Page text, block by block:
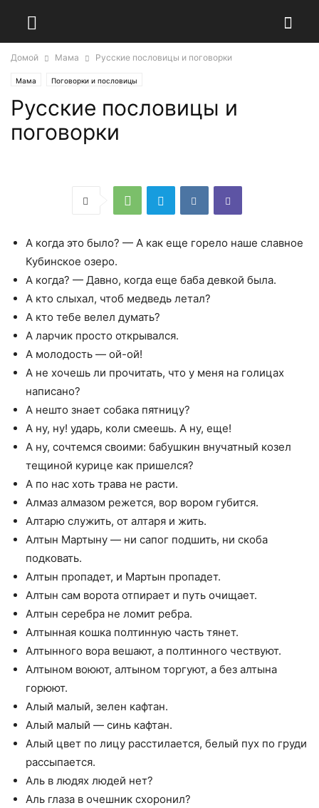
Домой Мама Русские пословицы и поговорки
Мама Поговорки и пословицы
Русские пословицы и
поговорки
А когда это было? — А как еще горело наше славное
Кубинское озеро.
А когда? — Давно, когда еще баба девкой была.
А кто слыхал, чтоб медведь летал?
А кто тебе велел думать?
А ларчик просто открывался.
А молодость — ой-ой!
А не хочешь ли прочитать, что у меня на голицах
написано?
А нешто знает собака пятницу?
А ну, ну! ударь, коли смеешь. А ну, еще!
А ну, сочтемся своими: бабушкин внучатный козел
тещиной курице как пришелся?
А по нас хоть трава не расти.
Алмаз алмазом режется, вор вором губится.
Алтарю служить, от алтаря и жить.
Алтын Мартыну — ни сапог подшить, ни скоба
подковать.
Алтын пропадет, и Мартын пропадет.
Алтын сам ворота отпирает и путь очищает.
Алтын серебра не ломит ребра.
Алтынная кошка полтинную часть тянет.
Алтынного вора вешают, а полтинного чествуют.
Алтыном воюют, алтыном торгуют, а без алтына
горюют.
Алый малый, зелен кафтан.
Алый малый — синь кафтан.
Алый цвет по лицу расстилается, белый пух по груди
рассыпается.
Аль в людях людей нет?
Аль глаза в очешник схоронил?